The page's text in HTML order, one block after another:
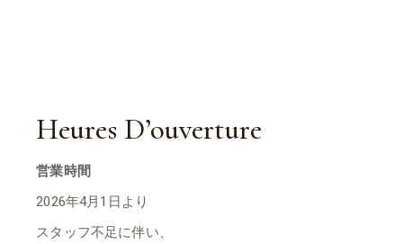
Heures D’ouverture
営業時間
2026年4月1日より
スタッフ不足に伴い、